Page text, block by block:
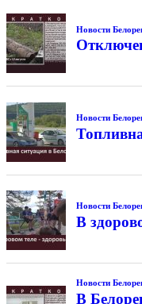
Новости
Новости
Новости
В
Новости
В